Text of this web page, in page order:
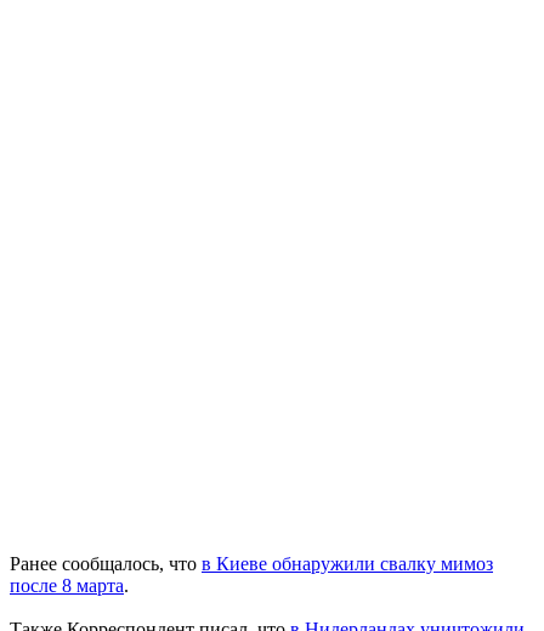
Ранее сообщалось, что в Киеве обнаружили свалку мимоз
после 8 марта.